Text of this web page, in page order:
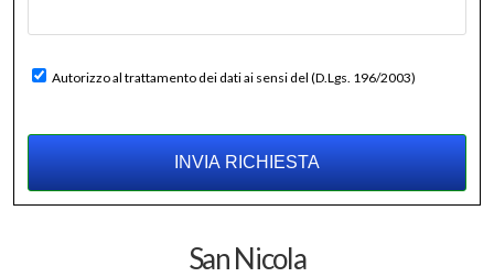
Autorizzo al trattamento dei dati ai sensi del (D.Lgs. 196/2003)
San Nicola